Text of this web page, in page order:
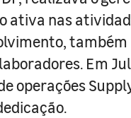
ativa nas
Em
operações